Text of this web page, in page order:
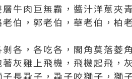
層牛肉巨無霸，醬汁洋蔥夾
老伯，郭老伯，華老伯，柏
剝各，各吃各，閣角莫落菱
著灰雞上飛機，飛機起飛，
子長蝨子，蝨子咬獅子，獅